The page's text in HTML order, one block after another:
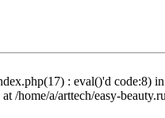
: eval()'d code:8)
/home/a/arttech/easy-